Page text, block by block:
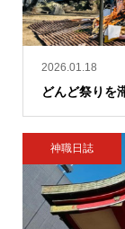
2026.01.18
どんど祭りを
神職日誌